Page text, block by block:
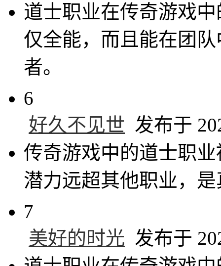
道士职业在传奇游戏
仅全能，而且能在团
者。
6
好久不见世 发布于
传奇游戏中的道士职
潜力远超其他职业，
7
美好的时光 发布于